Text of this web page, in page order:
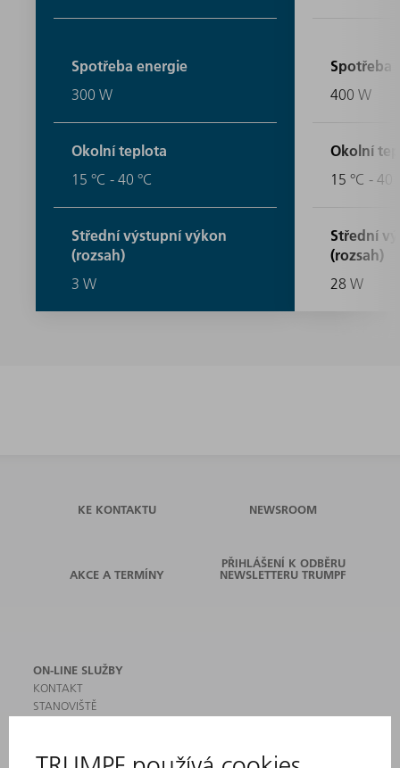
Spotřeba energie
300 W
Okolní teplota
15 °C - 40 °C
Střední výstupní výkon
(rozsah)
3 W
Spotřeba
400 W
Okolní
15 °C - 40
Střední
(rozsah)
28 W
KE KONTAKTU NEWSROOM
AKCE A TERMÍNY
PŘIHLÁŠENÍ K ODBĚRU
NEWSLETTERU TRUMPF
ON-LINE SLUŽBY
KONTAKT
STANOVIŠTĚ
MYTRUMPF